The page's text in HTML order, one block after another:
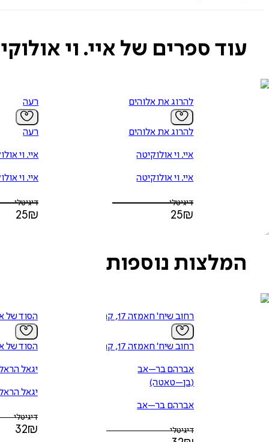
עוד ספרים של איי. וי
להרוג את אלוהים
להרוג את אלוהים
איי. וי אולוקיטה
איי. וי אולוקיטה
דיגיטלי
25₪
רעה
רעה
איי. וי
איי. וי
דיגיטלי
25₪
המלצות נוספות
רחוב שיח' חאמזה 17, קהיר
רחוב שיח' חאמזה 17, קהיר
אברהם בר–אב
(בן–טאטה)
אברהם בר–אב
דיגיטלי
הסוד של
הסוד של
יגאל
יגאל
דיגיטלי
32₪